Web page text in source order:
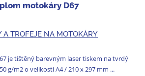
motokáry D67
A TROFEJE NA MOTOKÁRY
je tištěný barevným laser tiskem na tvrdý
g/m2 o velikosti A4 / 210 x 297 mm ...